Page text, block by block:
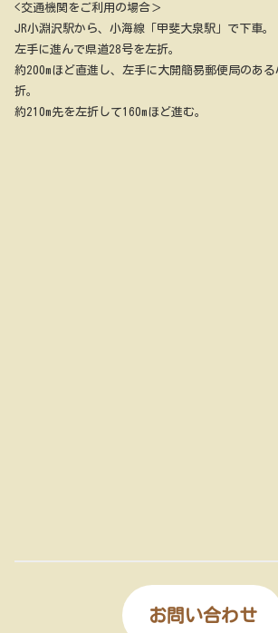
<交通機関をご利用の場合＞
JR小淵沢駅から、小海線「甲斐大泉駅」で下車。
左手に進んで県道28号を左折。
約200mほど直進し、左手に大開簡易郵便局のあ
折。
約210m先を左折して160mほど進む。
お問い合わせ